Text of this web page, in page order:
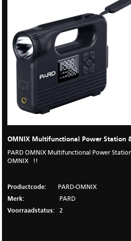
OMNIX Multifunctional Power Station
PARD OMNIX Multifunctional Power
OMNIX !!
Productcode:
PARD-OMNIX
Merk:
PARD
Voorraadstatus:
2